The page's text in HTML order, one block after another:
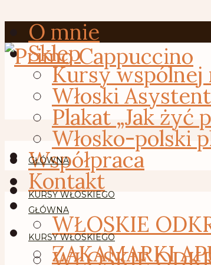
O mnie
Sklep
Kursy wspólnej
Włoski
Plakat „Jak żyć
Włosko-polski
Współpraca
Kontakt
GŁÓWNA
KURSY WŁOSKIEGO
WŁOSKIE
ZAKAMARKI
GŁÓWNA
KURSY WŁOSKIEGO